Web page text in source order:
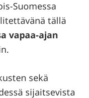
Suomessa
tällä
vapaa-ajan
sekä
sijaitsevista